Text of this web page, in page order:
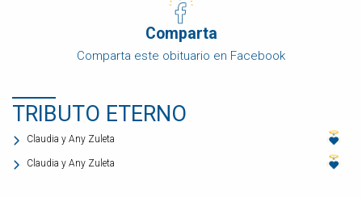
Comparta
Comparta este obituario en Facebook
TRIBUTO ETERNO
Claudia y Any Zuleta
Claudia y Any Zuleta